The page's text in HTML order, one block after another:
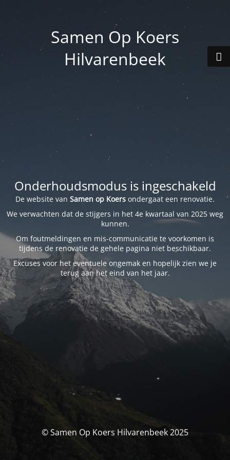
Samen Op Koers
Hilvarenbeek
Onderhoudsmodus is ingeschakeld
De website van Samen op Koers ondergaat een renovatie.
We verwachten dat de stijgers in het 4e kwartaal van 2025 weg
kunnen.
Om foutmeldingen en mis-communicatie te voorkomen is
tijdens de renovatie de gehele pagina niet beschikbaar.
Excuses voor het eventuele ongemak en hopelijk zien we je
terug aan het eind van het jaar.
© Samen Op Koers Hilvarenbeek 2025